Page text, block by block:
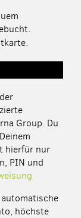
Group. Du
hierfür nur
PIN und
höchste